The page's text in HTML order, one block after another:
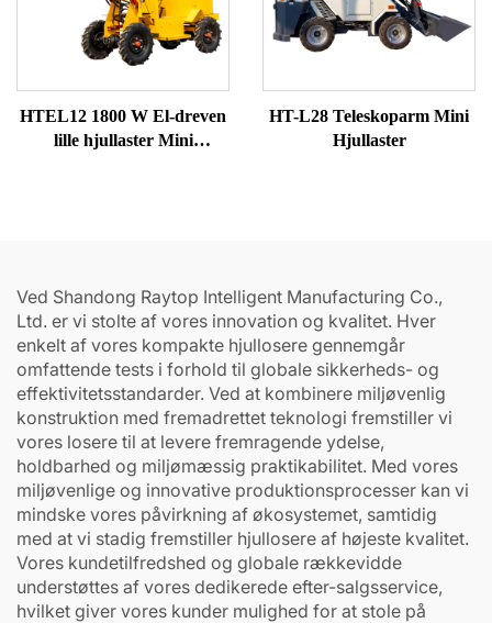
HTEL12 1800 W El-dreven
lille hjullaster Mini
HT-L28 Teleskoparm Mini
Hjullaster
Ved Shandong Raytop Intelligent Manufacturing Co.,
Ltd. er vi stolte af vores innovation og kvalitet. Hver
enkelt af vores kompakte hjullosere gennemgår
omfattende tests i forhold til globale sikkerheds- og
effektivitetsstandarder. Ved at kombinere miljøvenlig
konstruktion med fremadrettet teknologi fremstiller vi
vores losere til at levere fremragende ydelse,
holdbarhed og miljømæssig praktikabilitet. Med vores
miljøvenlige og innovative produktionsprocesser kan vi
mindske vores påvirkning af økosystemet, samtidig
med at vi stadig fremstiller hjullosere af højeste kvalitet.
Vores kundetilfredshed og globale rækkevidde
understøttes af vores dedikerede efter-salgsservice,
hvilket giver vores kunder mulighed for at stole på